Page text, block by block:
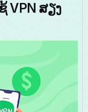
VPN ສຽງ